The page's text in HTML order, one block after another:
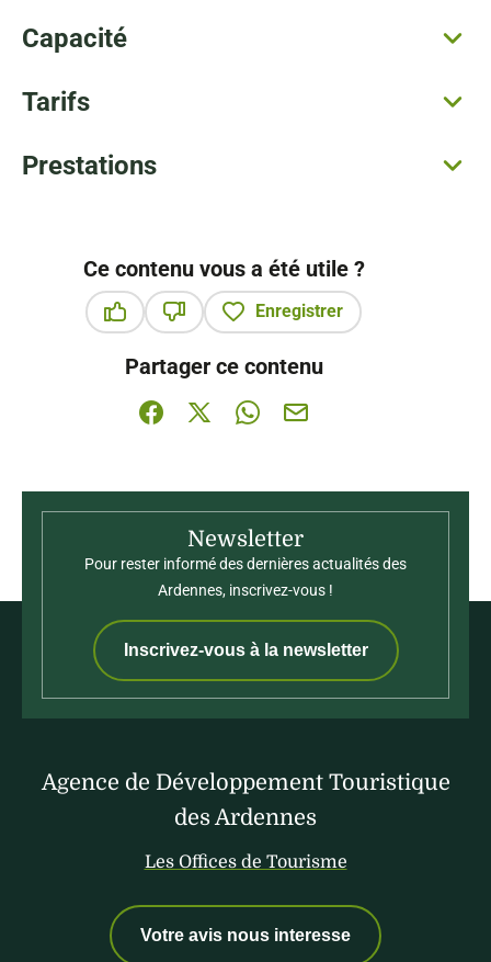
Capacité
Tarifs
Prestations
Ce contenu vous a été utile ?
Enregistrer
Partager ce contenu
Partager sur Facebook (nouvelle fenêtre)
Partager sur X / Twitter (nouvelle
Partager sur WhatsApp
Partager par mail
Newsletter
Pour rester informé des dernières actualités des
Ardennes, inscrivez-vous !
Inscrivez-vous à la newsletter
Agence de Développement Touristique
des Ardennes
Les Offices de Tourisme
Votre avis nous interesse